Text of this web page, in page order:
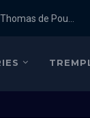
de Pou...